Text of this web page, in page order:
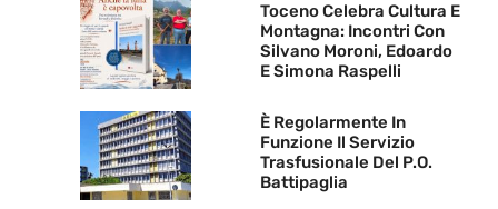
Toceno Celebra Cultura E
Montagna: Incontri Con
Silvano Moroni, Edoardo
E Simona Raspelli
È Regolarmente In
Funzione Il Servizio
Trasfusionale Del P.O.
Battipaglia